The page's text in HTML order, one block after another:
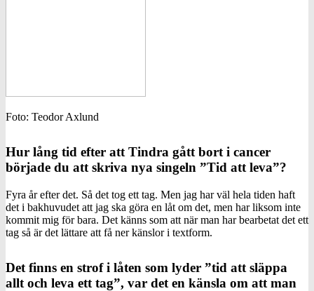
Foto: Teodor Axlund
Hur lång tid efter att Tindra gått bort i cancer
började du att skriva nya singeln ”Tid att leva”?
Fyra år efter det. Så det tog ett tag. Men jag har väl hela tiden haft
det i bakhuvudet att jag ska göra en låt om det, men har liksom inte
kommit mig för bara. Det känns som att när man har bearbetat det ett
tag så är det lättare att få ner känslor i textform.
Det finns en strof i låten som lyder ”tid att släppa
allt och leva ett tag”, var det en känsla om att man